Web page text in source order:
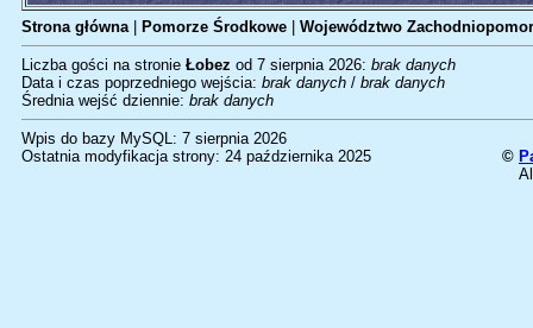
Strona główna| Pomorze Środkowe Województwo
Liczba gości na stronie Łobez od 7 sierpnia 2026: brak danych
Data i czas poprzedniego wejścia: brak danych / brak danych
Średnia wejść dziennie: brak danych
Wpis do bazy MySQL: 7 sierpnia 2026
Ostatnia modyfikacja strony: 24 października 2025
©